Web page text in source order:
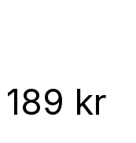
189 kr